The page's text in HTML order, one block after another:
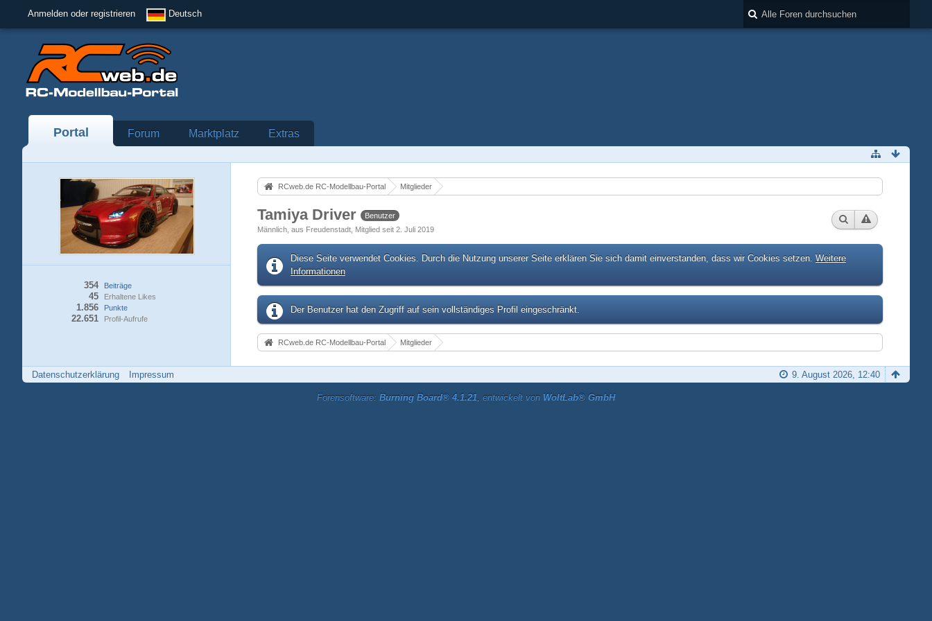
Anmelden oder registrieren Deutsch
Portal Forum Marktplatz Extras
Beiträge
354
Erhaltene Likes
45
Punkte
1.856
Profil-Aufrufe
22.651
RCweb.de RC-Modellbau-Portal Mitglieder
Tamiya Driver
Benutzer
Männlich aus Freudenstadt Mitglied seit 2. Juli 2019
Diese Seite verwendet Cookies. Durch die Nutzung unserer Seite erklären Sie sich damit einverstanden, dass wir Cookies setzen. Weitere
Informationen
Der Benutzer hat den Zugriff auf sein vollständiges Profil eingeschränkt.
RCweb.de RC-Modellbau-Portal Mitglieder
Datenschutzerklärung Impressum 9. August 2026, 12:40
Forensoftware: Burning Board® 4.1.21, entwickelt von WoltLab® GmbH